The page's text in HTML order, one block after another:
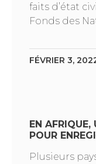
faits d’état
Fonds des
FÉVRIER 3,
EN AFRIQUE,
POUR
Plusieurs